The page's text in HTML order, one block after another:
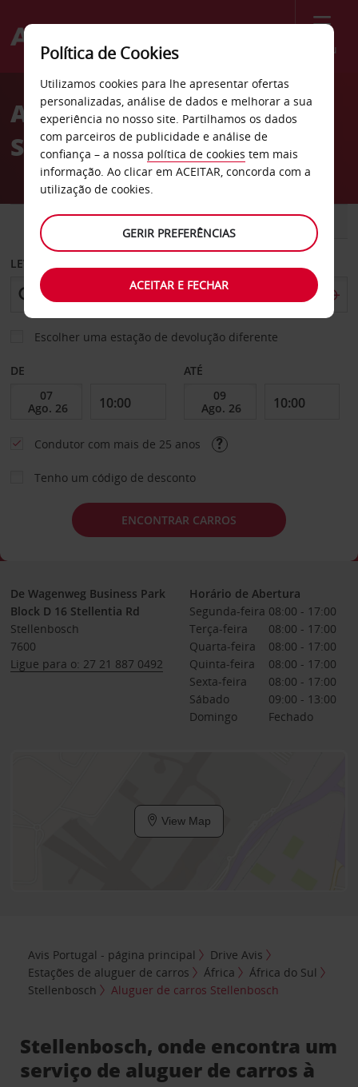
Menu
Welcome
AvisAluguer de carros
Stellenbosch
CARRO COMERCIAIS
LEVANTAR EM
Escolher uma estação de devolução diferente
DE ATÉ
Condutor com mais de 25 anos
Tenho um código de desconto
ENCONTRAR CARROS
De Wagenweg Business Park
Block D 16 Stellentia Rd
Stellenbosch
7600
Ligue para o: 27 21 887 0492
Horário de Abertura
Segunda-feira 08:00 - 17:00
Terça-feira
08:00 - 17:00
Quarta-feira
08:00 - 17:00
Quinta-feira
08:00 - 17:00
Sexta-feira
08:00 - 17:00
Sábado
09:00 - 13:00
Domingo
Fechado
View Map
Avis Portugal - página principal
Drive Avis
Estações de aluguer de carros
África
África do Sul
Stellenbosch
Aluguer de carros Stellenbosch
Stellenbosch, onde encontra um
serviço de aluguer de carros à
Política de Cookies
Utilizamos cookies para lhe apresentar ofertas
personalizadas, análise de dados e melhorar a sua
experiência no nosso site. Partilhamos os dados
com parceiros de publicidade e análise de
confiança – a nossa política de cookies tem mais
informação. Ao clicar em ACEITAR, concorda com a
utilização de cookies.
GERIR PREFERÊNCIAS
ACEITAR E FECHAR